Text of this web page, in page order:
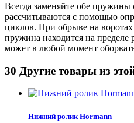
Всегда заменяйте обе
рассчитываются с помощью
циклов. При обрыве на
пружина находится на пределе
может в любой момент
30 Другие товары из
Нижний ролик Hormann